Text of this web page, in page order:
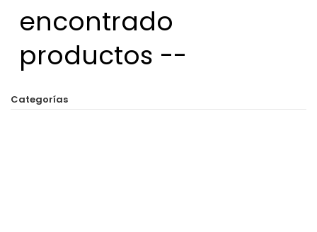
encontrado
productos --
Categorías